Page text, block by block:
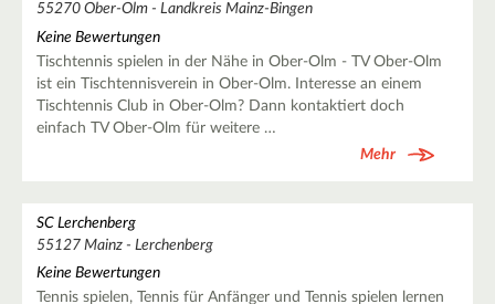
55270 Ober-Olm - Landkreis Mainz-Bingen
Keine Bewertungen
Tischtennis spielen in der Nähe in Ober-Olm - TV Ober-Olm
ist ein Tischtennisverein in Ober-Olm. Interesse an einem
Tischtennis Club in Ober-Olm? Dann kontaktiert doch
einfach TV Ober-Olm für weitere …
Mehr
SC Lerchenberg
55127 Mainz - Lerchenberg
Keine Bewertungen
Tennis spielen, Tennis für Anfänger und Tennis spielen lernen